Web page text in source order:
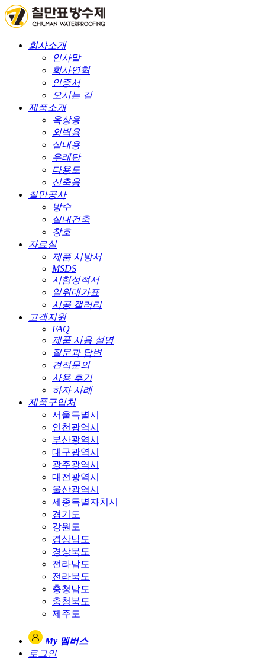
회사소개
인사말
회사연혁
인증서
오시는 길
제품소개
옥상용
외벽용
실내용
우레탄
다용도
신축용
칠만공사
방수
실내건축
창호
자료실
제품 시방서
MSDS
시험성적서
일위대가표
시공 갤러리
고객지원
FAQ
제품 사용 설명
질문과 답변
견적문의
사용 후기
하자 사례
제품구입처
서울특별시
인천광역시
부산광역시
대구광역시
광주광역시
대전광역시
울산광역시
세종특별자치시
경기도
강원도
경상남도
경상북도
전라남도
전라북도
충청남도
충청북도
제주도
My 멤버스
로그인